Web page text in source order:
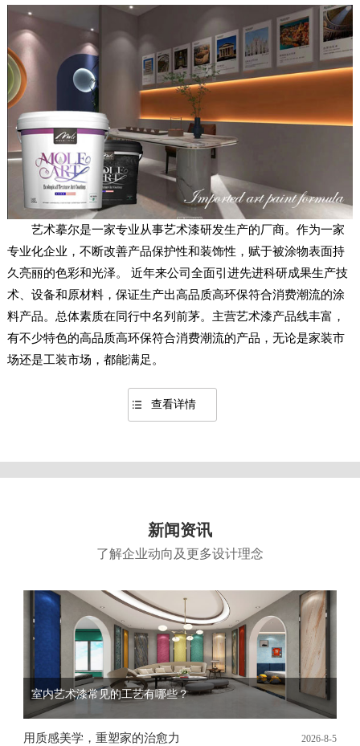
艺术摹尔是一家专业从事艺术漆研发生产的厂商。作为一家
专业化企业，不断改善产品保护性和装饰性，赋于被涂物表面持
久亮丽的色彩和光泽。 近年来公司全面引进先进科研成果生产技
术、设备和原材料，保证生产出高品质高环保符合消费潮流的涂
料产品。总体素质在同行中名列前茅。主营艺术漆产品线丰富，
有不少特色的高品质高环保符合消费潮流的产品，无论是家装市
场还是工装市场，都能满足。
查看详情
新闻资讯
了解企业动向及更多设计理念
室内艺术漆常见的工艺有哪些？
2026-8-5
用质感美学，重塑家的治愈力